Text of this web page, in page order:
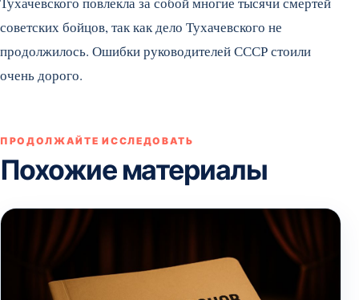
советских бойцов, так как дело Тухачевского не
продолжилось. Ошибки руководителей СССР стоили
очень дорого.
ПРОДОЛЖАЙТЕ ИССЛЕДОВАТЬ
Похожие материалы